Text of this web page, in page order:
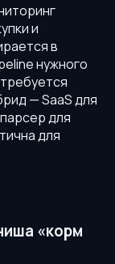
и
в
нужного
— SaaS для
для
для
«корм